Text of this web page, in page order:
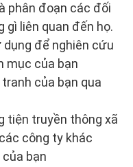
phân đoạn các đối
gì liên quan đến họ.
để nghiên cứu
mục của bạn
của bạn qua
tiện truyền thông xã
công ty khác
bạn